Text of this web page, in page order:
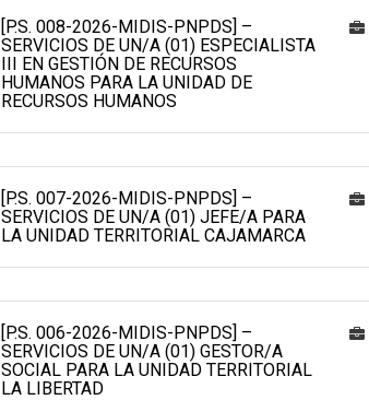
[P.S. 008-2026-MIDIS-PNPDS] –
SERVICIOS DE UN/A (01) ESPECIALISTA
III EN GESTIÓN DE RECURSOS
HUMANOS PARA LA UNIDAD DE
RECURSOS HUMANOS
[P.S. 007-2026-MIDIS-PNPDS] –
SERVICIOS DE UN/A (01) JEFE/A PARA
LA UNIDAD TERRITORIAL CAJAMARCA
[P.S. 006-2026-MIDIS-PNPDS] –
SERVICIOS DE UN/A (01) GESTOR/A
SOCIAL PARA LA UNIDAD TERRITORIAL
LA LIBERTAD